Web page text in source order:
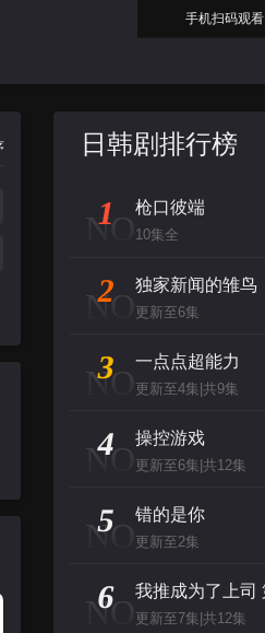
手机扫码观看
日韩剧排行榜
NO
1 枪口彼端
10集全
NO
2 独家新闻的雏鸟
更新至6集
NO
3 一点点超能力
更新至4集|共9集
NO
4 操控游戏
更新至6集|共12集
NO
5 错的是你
更新至2集
NO
6
更新至7集|共12集